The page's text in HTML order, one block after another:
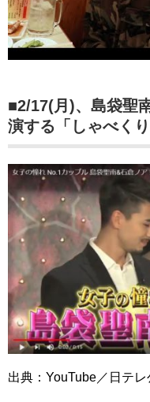
■2/17(月)、島袋聖
演する「しゃべくり
出典：YouTube／日テ